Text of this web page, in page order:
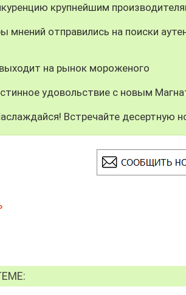
крупнейшим
мнений отправились на поиски
на рынок мороженого
удовольствие с новым
Встречайте десертную